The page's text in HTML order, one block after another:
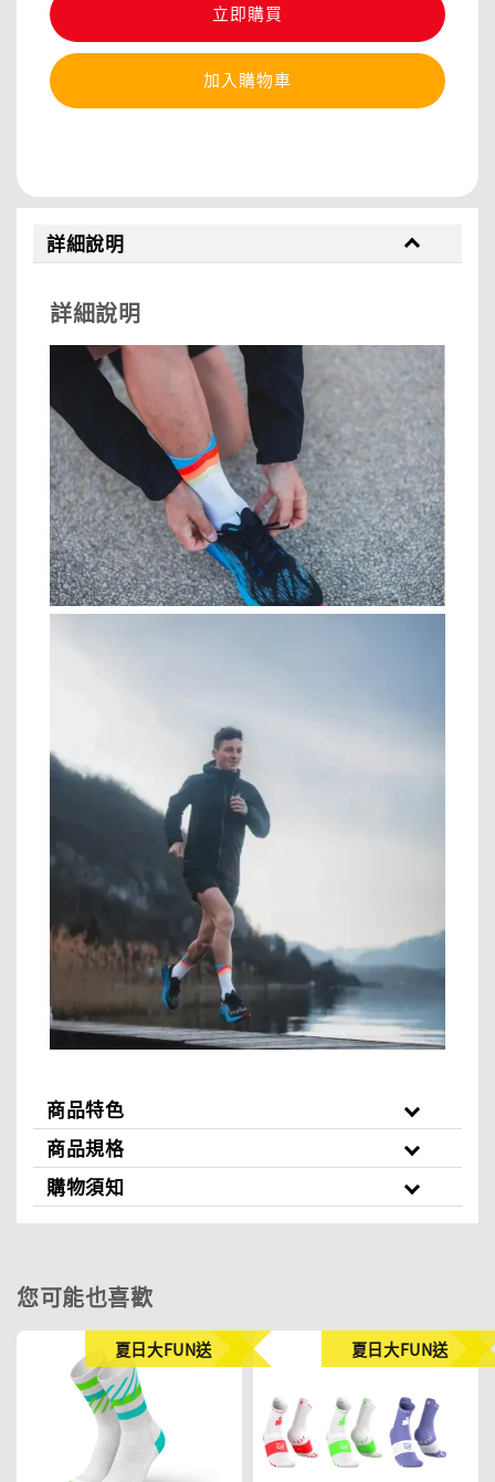
立即購買
加入購物車
詳細說明
詳細說明
商品特色
商品規格
購物須知
您可能也喜歡
夏日大FUN送 夏日大FUN送